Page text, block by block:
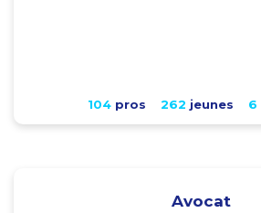
104pros 262 jeunes 6
Avocat